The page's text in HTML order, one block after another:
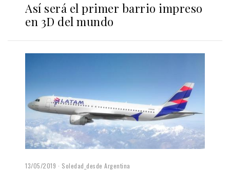
Así será el primer barrio impreso
en 3D del mundo
13/05/2019 Soledad_desde Argentina